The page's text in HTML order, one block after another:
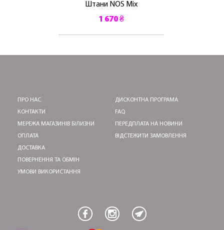
Штани NOS Mix
1 670 ₴
ПРО НАС
КОНТАКТИ
МЕРЕЖА МАГАЗИНІВ БІЛИЗНИ
ОПЛАТА
ДОСТАВКА
ПОВЕРНЕННЯ ТА ОБМІН
УМОВИ ВИКОРИСТАННЯ
ДИСКОНТНА ПРОГРАМА
FAQ
ПЕРЕДПЛАТА НА НОВИНИ
ВІДСТЕЖИТИ ЗАМОВЛЕННЯ